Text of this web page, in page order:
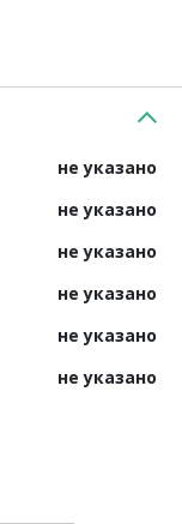
не указано
не указано
не указано
не указано
не указано
не указано